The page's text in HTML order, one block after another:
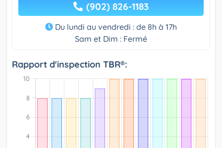
(902) 826-1183
Du lundi au vendredi : de 8h à 17h
Sam et Dim : Fermé
Rapport d'inspection TBR®: